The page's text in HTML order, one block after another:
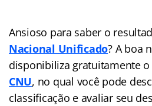
Ansioso para saber o
Nacional Unificado? A boa
disponibiliza gratuitamente o
CNU, no qual você pode
classificação e avaliar seu